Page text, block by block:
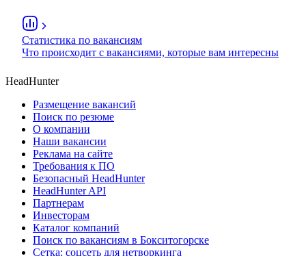
Статистика по вакансиям
Что происходит с вакансиями, которые вам интересны
HeadHunter
Размещение вакансий
Поиск по резюме
О компании
Наши вакансии
Реклама на сайте
Требования к ПО
Безопасный HeadHunter
HeadHunter API
Партнерам
Инвесторам
Каталог компаний
Поиск по вакансиям в Бокситогорске
Сетка: соцсеть для нетворкинга